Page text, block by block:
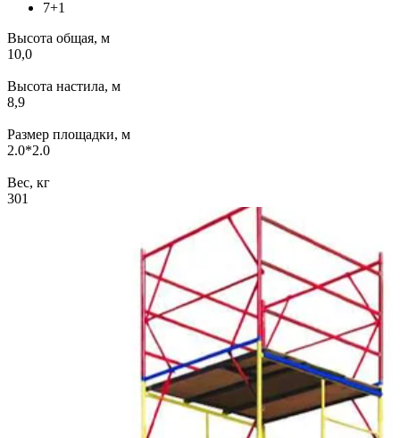
7+1
Высота общая, м
10,0
Высота настила, м
8,9
Размер площадки, м
2.0*2.0
Вес, кг
301